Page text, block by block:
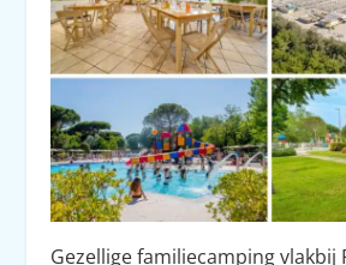
Gezellige familiecamping vlakbij